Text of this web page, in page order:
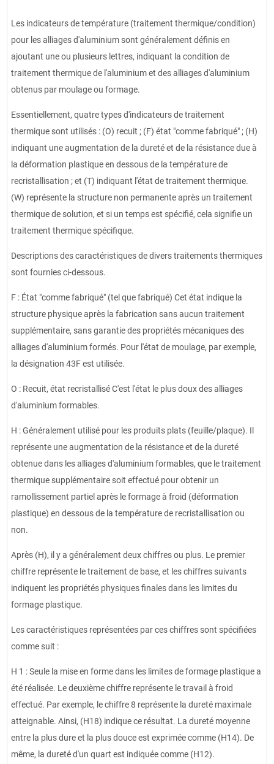
Les indicateurs de température (traitement thermique/condition)
pour les alliages d'aluminium sont généralement définis en
ajoutant une ou plusieurs lettres, indiquant la condition de
traitement thermique de l'aluminium et des alliages d'aluminium
obtenus par moulage ou formage.
Essentiellement, quatre types d'indicateurs de traitement
thermique sont utilisés : (O) recuit ; (F) état "comme fabriqué" ; (H)
indiquant une augmentation de la dureté et de la résistance due à
la déformation plastique en dessous de la température de
recristallisation ; et (T) indiquant l'état de traitement thermique.
(W) représente la structure non permanente après un traitement
thermique de solution, et si un temps est spécifié, cela signifie un
traitement thermique spécifique.
Descriptions des caractéristiques de divers traitements thermiques
sont fournies ci-dessous.
F : État "comme fabriqué" (tel que fabriqué) Cet état indique la
structure physique après la fabrication sans aucun traitement
supplémentaire, sans garantie des propriétés mécaniques des
alliages d'aluminium formés. Pour l'état de moulage, par exemple,
la désignation 43F est utilisée.
O : Recuit, état recristallisé C'est l'état le plus doux des alliages
d'aluminium formables.
H : Généralement utilisé pour les produits plats (feuille/plaque). Il
représente une augmentation de la résistance et de la dureté
obtenue dans les alliages d'aluminium formables, que le traitement
thermique supplémentaire soit effectué pour obtenir un
ramollissement partiel après le formage à froid (déformation
plastique) en dessous de la température de recristallisation ou
non.
Après (H), il y a généralement deux chiffres ou plus. Le premier
chiffre représente le traitement de base, et les chiffres suivants
indiquent les propriétés physiques finales dans les limites du
formage plastique.
Les caractéristiques représentées par ces chiffres sont spécifiées
comme suit :
H 1 : Seule la mise en forme dans les limites de formage plastique a
été réalisée. Le deuxième chiffre représente le travail à froid
effectué. Par exemple, le chiffre 8 représente la dureté maximale
atteignable. Ainsi, (H18) indique ce résultat. La dureté moyenne
entre la plus dure et la plus douce est exprimée comme (H14). De
même, la dureté d'un quart est indiquée comme (H12).